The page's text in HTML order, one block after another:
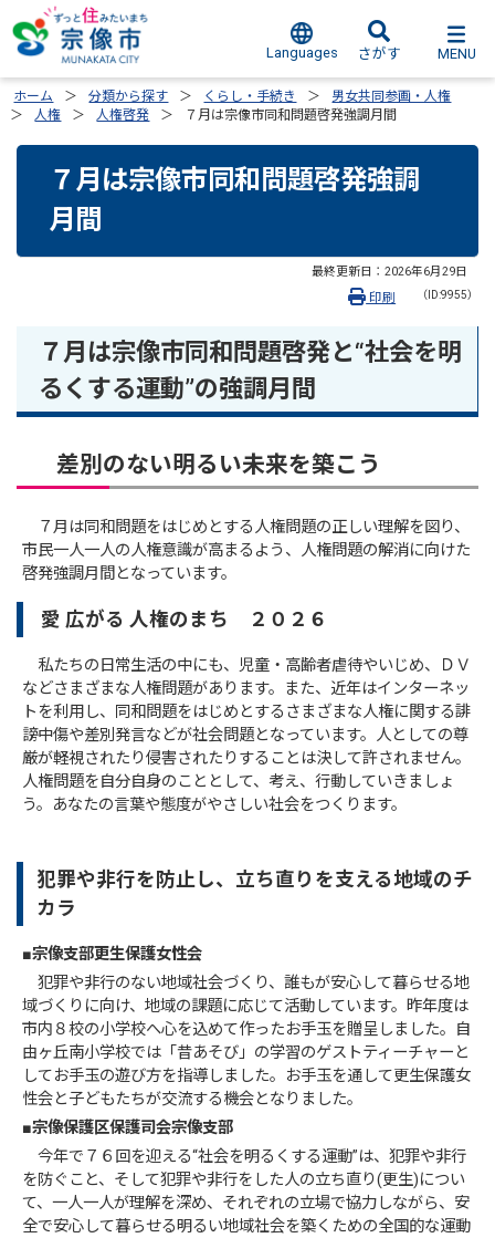
Languages さがす MENU
ホーム 分類から探す くらし・手続き
男女共同参画・人権
人権
人権啓発 ７月は宗像市同和問題啓発強調月間
７月は宗像市同和問題啓発強調
月間
最終更新日： 2026年6月29日
（ID:9955）
印刷
７月は宗像市同和問題啓発と“社会を明
るくする運動”の強調月間
差別のない明るい未来を築こう
７月は同和問題をはじめとする人権問題の正しい理解を図り、
市民一人一人の人権意識が高まるよう、人権問題の解消に向けた
啓発強調月間となっています。
愛 広がる 人権のまち ２０２６
私たちの日常生活の中にも、児童・高齢者虐待やいじめ、ＤＶ
などさまざまな人権問題があります。また、近年はインターネッ
トを利用し、同和問題をはじめとするさまざまな人権に関する誹
謗中傷や差別発言などが社会問題となっています。人としての尊
厳が軽視されたり侵害されたりすることは決して許されません。
人権問題を自分自身のこととして、考え、行動していきましょ
う。あなたの言葉や態度がやさしい社会をつくります。
犯罪や非行を防止し、立ち直りを支える地域のチ
カラ
■宗像支部更生保護女性会
犯罪や非行のない地域社会づくり、誰もが安心して暮らせる地
域づくりに向け、地域の課題に応じて活動しています。昨年度は
市内８校の小学校へ心を込めて作ったお手玉を贈呈しました。自
由ヶ丘南小学校では「昔あそび」の学習のゲストティーチャーと
してお手玉の遊び方を指導しました。お手玉を通して更生保護女
性会と子どもたちが交流する機会となりました。
■宗像保護区保護司会宗像支部
今年で７６回を迎える“社会を明るくする運動”は、犯罪や非行
を防ぐこと、そして犯罪や非行をした人の立ち直り(更生)につい
て、一人一人が理解を深め、それぞれの立場で協力しながら、安
全で安心して暮らせる明るい地域社会を築くための全国的な運動